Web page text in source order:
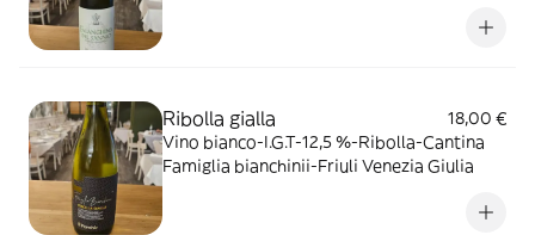
Ribolla gialla
18,00 €
Vino bianco-I.G.T-12,5 %-Ribolla-Cantina
Famiglia bianchinii-Friuli Venezia Giulia